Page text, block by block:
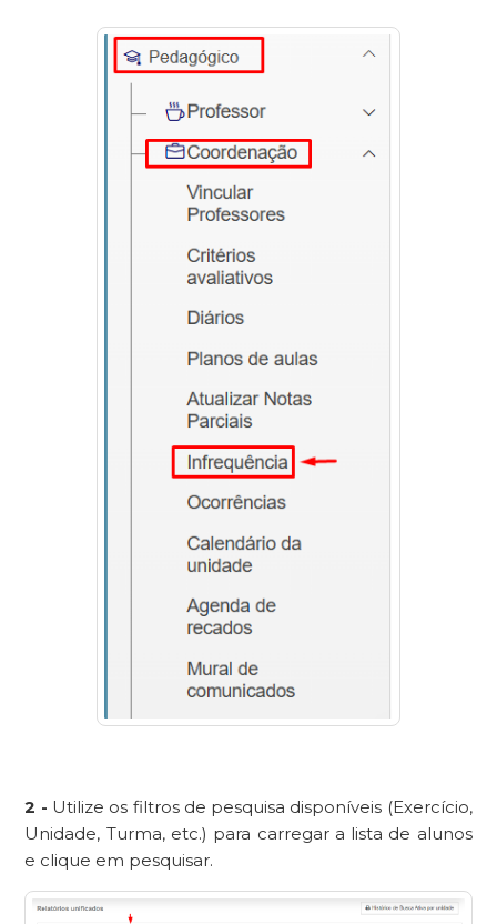
2 - Utilize os filtros de pesquisa disponíveis (Exercício,
Unidade, Turma, etc.) para carregar a lista de alunos
e clique em pesquisar.